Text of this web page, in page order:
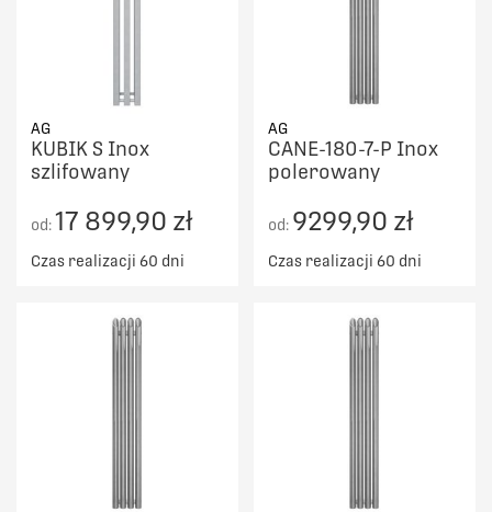
AG
KUBIK S Inox
szlifowany
od:17 899,90 zł
Czas realizacji 60 dni
AG
CANE-180-7-P Inox
polerowany
od: 9299,90 zł
Czas realizacji 60 dni